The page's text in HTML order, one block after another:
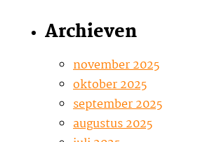
Archieven
november 2025
oktober 2025
september 2025
augustus 2025